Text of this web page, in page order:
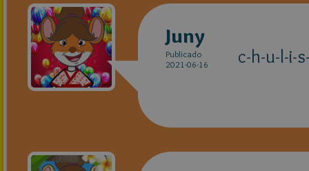
Juny
Publicado
2021-06-16
c-h-u-l-i-